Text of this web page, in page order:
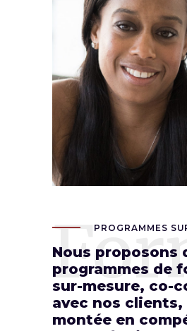
PROGRAMMES
Nous proposons
programmes de
sur-mesure, co-
avec nos clients,
montée en